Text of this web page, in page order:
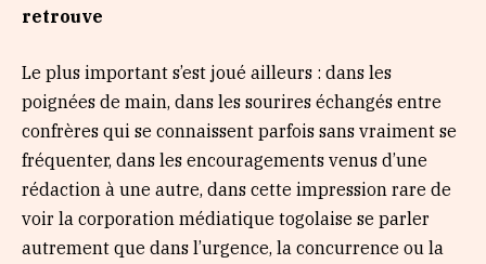
retrouve
Le plus important s’est joué ailleurs : dans les
poignées de main, dans les sourires échangés entre
confrères qui se connaissent parfois sans vraiment se
fréquenter, dans les encouragements venus d’une
rédaction à une autre, dans cette impression rare de
voir la corporation médiatique togolaise se parler
autrement que dans l’urgence, la concurrence ou la